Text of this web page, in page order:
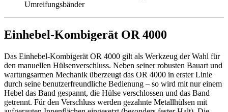
Einhebel-Kombigerät OR 4000
Das Einhebel-Kombigerät OR 4000 gilt als Werkzeug der Wahl für
den manuellen Hülsenverschluss. Neben seiner robusten Bauart und
wartungsarmen Mechanik überzeugt das OR 4000 in erster Linie
durch seine benutzerfreundliche Bedienung – so wird mit nur einem
Hebel das Band gespannt, die Hülse verschlossen und das Band
getrennt. Für den Verschluss werden gezahnte Metallhülsen mit